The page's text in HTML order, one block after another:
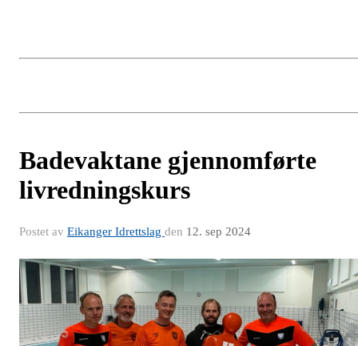
Badevaktane gjennomførte
livredningskurs
Postet av Eikanger Idrettslag den 12. sep 2024